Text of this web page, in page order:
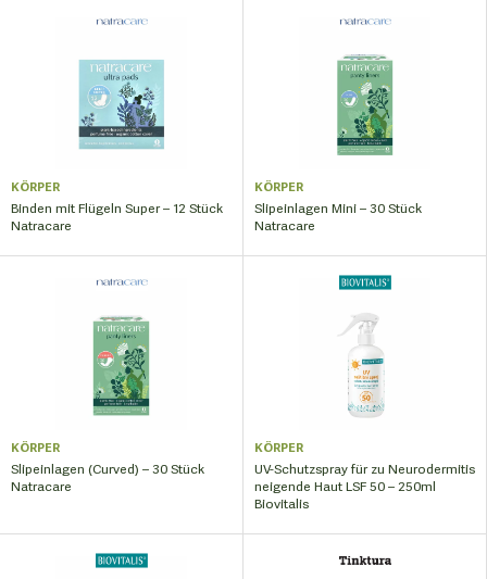
KÖRPER
Binden mit Flügeln Super – 12 Stück
Natracare
KÖRPER
Slipeinlagen Mini – 30 Stück
Natracare
KÖRPER
Slipeinlagen (Curved) – 30 Stück
Natracare
KÖRPER
UV-Schutzspray für zu Neurodermitis
neigende Haut LSF 50 – 250ml
Biovitalis